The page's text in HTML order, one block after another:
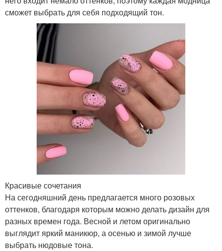
сможет выбрать для себя подходящий тон.
Красивые сочетания
На сегодняшний день предлагается много розовых
оттенков, благодаря которым можно делать дизайн для
разных времен года. Весной и летом оригинально
выглядит яркий маникюр, а осенью и зимой лучше
выбрать нюдовые тона.